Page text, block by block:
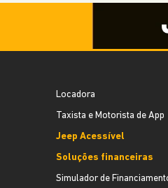
Locadora
Taxista e Motorista de App
Jeep Acessível
Soluções financeiras
Simulador de